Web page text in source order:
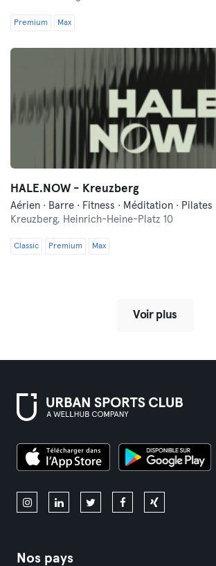
Premium Max
HALE.NOW - Kreuzberg
Aérien · Barre · Fitness · Méditation · Pilates
Kreuzberg, Heinrich-Heine-Platz 10
Classic Premium Max
Voir plus
Nos pays